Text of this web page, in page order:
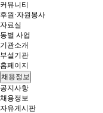
커뮤니티
후원·자원봉사
자료실
동별 사업
기관소개
부설기관
홈페이지
채용정보
공지사항
채용정보
자유게시판